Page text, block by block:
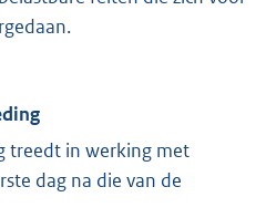
treedt in werking met
dag na die van de